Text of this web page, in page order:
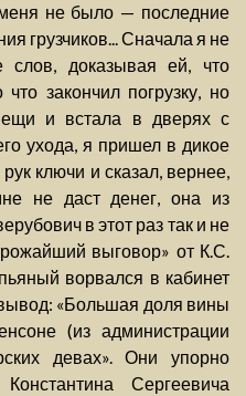
не было — последние
грузчиков... Сначала я не
слов, доказывая ей, что
закончил погрузку, но
и встала в дверях с
ухода, я пришел в дикое
ключи и сказал, вернее,
не даст денег, она из
в этот раз так и не
выговор» от К.С.
ворвался в кабинет
«Большая доля вины
(из администрации
девах». Они упорно
Сергеевича